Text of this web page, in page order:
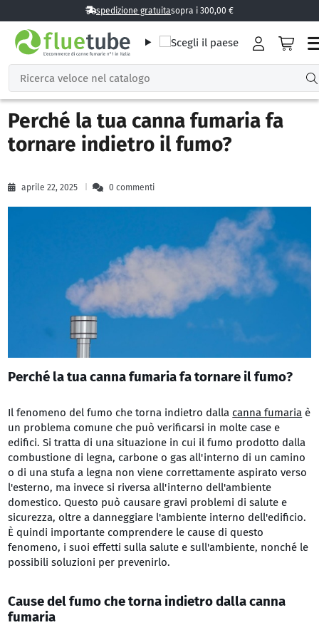
spedizione gratuitasopra i 300,00 €
Perché la tua canna fumaria fa
tornare indietro il fumo?
aprile 22, 2025 0 commenti
Perché la tua canna fumaria fa tornare il fumo?
Il fenomeno del fumo che torna indietro dalla canna fumaria è
un problema comune che può verificarsi in molte case e
edifici. Si tratta di una situazione in cui il fumo prodotto dalla
combustione di legna, carbone o gas all'interno di un camino
o di una stufa a legna non viene correttamente aspirato verso
l'esterno, ma invece si riversa all'interno dell'ambiente
domestico. Questo può causare gravi problemi di salute e
sicurezza, oltre a danneggiare l'ambiente interno dell'edificio.
È quindi importante comprendere le cause di questo
fenomeno, i suoi effetti sulla salute e sull'ambiente, nonché le
possibili soluzioni per prevenirlo.
Cause del fumo che torna indietro dalla canna
fumaria